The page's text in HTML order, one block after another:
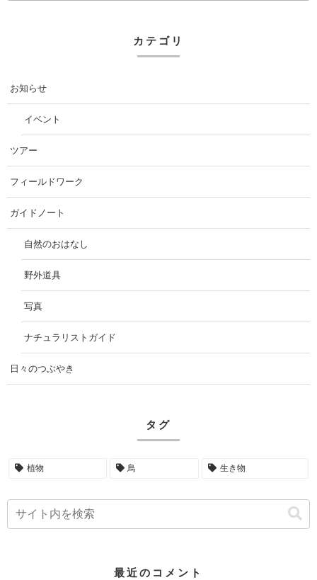
カテゴリ
お知らせ
イベント
ツアー
フィールドワーク
ガイドノート
自然のおはなし
野外道具
写真
ナチュラリストガイド
日々のつぶやき
タグ
植物 鳥 生き物
最近のコメント